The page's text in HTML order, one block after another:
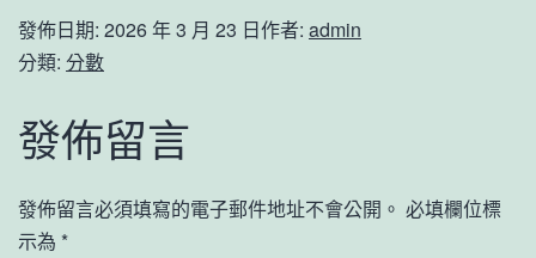
發佈日期: 2026 年 3 月 23 日作者: admin
分類: 分數
發佈留言
發佈留言必須填寫的電子郵件地址不會公開。 必填欄位標
示為 *